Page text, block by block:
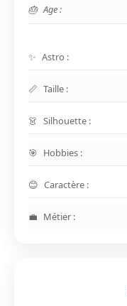
Age :
Astro :
Taille :
Silhouette :
Hobbies :
Caractère :
Métier :